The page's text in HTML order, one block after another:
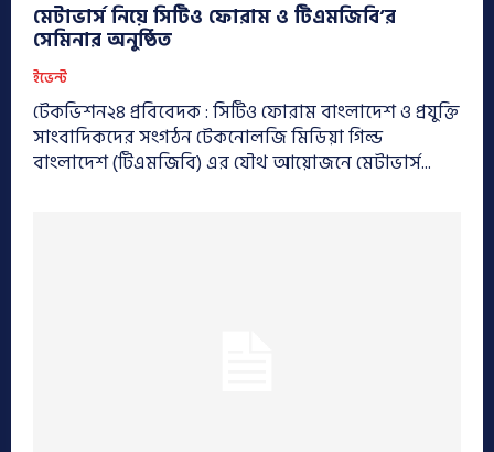
মেটাভার্স নিয়ে সিটিও ফোরাম ও টিএমজিবি’র
সেমিনার অনুষ্ঠিত
ইভেন্ট
টেকভিশন২৪ প্রবিবেদক : সিটিও ফোরাম বাংলাদেশ ও প্রযুক্তি
সাংবাদিকদের সংগঠন টেকনোলজি মিডিয়া গিল্ড
বাংলাদেশ (টিএমজিবি) এর যৌথ আয়োজনে মেটাভার্স...